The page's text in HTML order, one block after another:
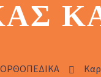
ΟΡΘΟΠΕΔΙΚΑ